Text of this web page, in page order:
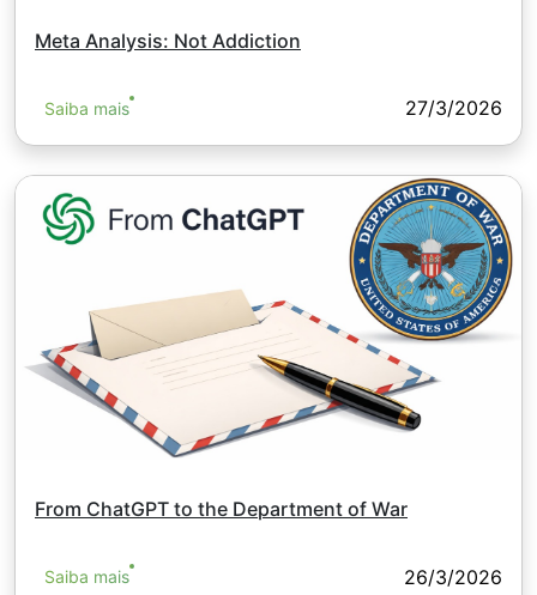
Meta Analysis: Not Addiction
Saiba mais 27/3/2026
From ChatGPT to the Department of War
Saiba mais 26/3/2026